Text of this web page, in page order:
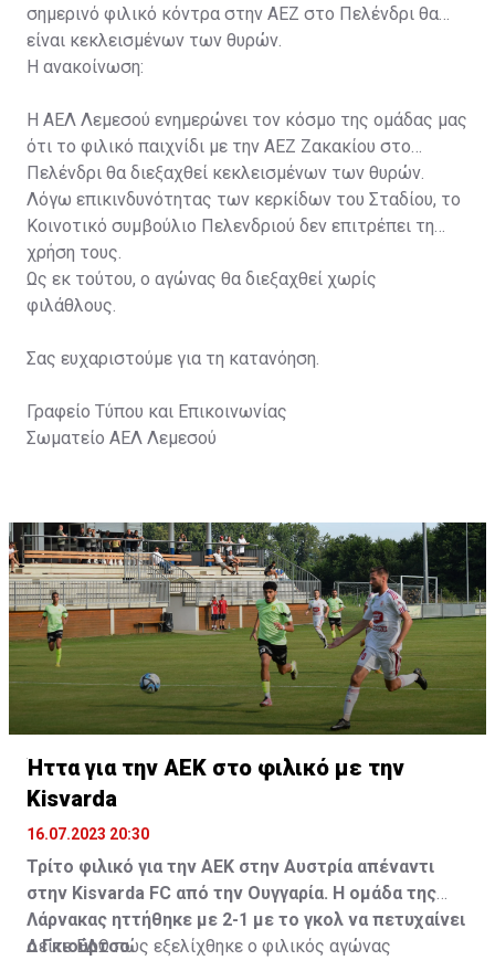
σημερινό φιλικό κόντρα στην ΑΕΖ στο Πελένδρι θα
είναι κεκλεισμένων των θυρών.
Η ανακοίνωση:
Η ΑΕΛ Λεμεσού ενημερώνει τον κόσμο της ομάδας μας
ότι το φιλικό παιχνίδι με την ΑΕΖ Ζακακίου στο
Πελένδρι θα διεξαχθεί κεκλεισμένων των θυρών.
Λόγω επικινδυνότητας των κερκίδων του Σταδίου, το
Κοινοτικό συμβούλιο Πελενδριού δεν επιτρέπει τη
χρήση τους.
Ως εκ τούτου, ο αγώνας θα διεξαχθεί χωρίς
φιλάθλους.
Σας ευχαριστούμε για τη κατανόηση.
Γραφείο Τύπου και Επικοινωνίας
Σωματείο ΑΕΛ Λεμεσού
Ήττα για την ΑΕΚ στο φιλικό με την
Kisvarda
16.07.2023 20:30
Τρίτο φιλικό για την ΑΕΚ στην Αυστρία απέναντι
στην Kisvarda FC από την Ουγγαρία. Η ομάδα της
Λάρνακας ηττήθηκε με 2-1 με το γκολ να πετυχαίνει
ο Γκιούρτσο.
ΔείτεΕΔΩπώς εξελίχθηκε ο φιλικός αγώνας